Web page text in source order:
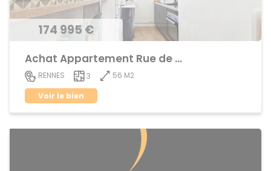
174 995 €
Achat Appartement Rue de Nantes
RENNES 3
56 M2
Voir le bien